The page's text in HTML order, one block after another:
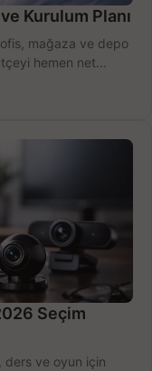
Kurulum Planı
mağaza ve depo
hemen net
Seçim
ders ve oyun için